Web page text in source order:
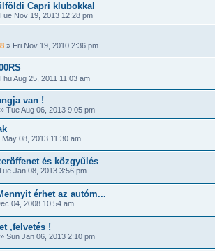
Capri klubokkal
Nov 19, 2013 12:28 pm
» Fri Nov 19, 2010 2:36 pm
Aug 25, 2011 11:03 am
van !
» Tue Aug 06, 2013 9:05 pm
May 08, 2013 11:30 am
és közgyűlés
Jan 08, 2013 3:56 pm
érhet az autóm...
04, 2008 10:54 am
,felvetés !
» Sun Jan 06, 2013 2:10 pm